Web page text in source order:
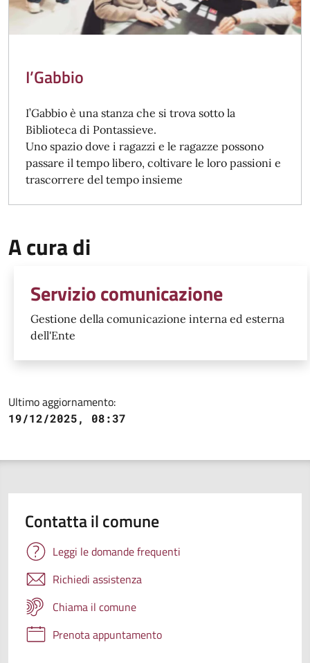
I’Gabbio
I’Gabbio è una stanza che si trova sotto la
Biblioteca di Pontassieve.
Uno spazio dove i ragazzi e le ragazze possono
passare il tempo libero, coltivare le loro passioni e
trascorrere del tempo insieme
A cura di
Servizio comunicazione
Gestione della comunicazione interna ed esterna
dell'Ente
Ultimo aggiornamento:
19/12/2025, 08:37
Contatta il comune
Leggi le domande frequenti
Richiedi assistenza
Chiama il comune
Prenota appuntamento